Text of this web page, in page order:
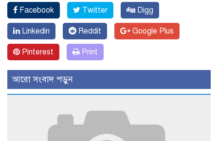
Facebook Twitter Digg
Linkedin Reddit Google Plus
Pinterest Print
আরো সংবাদ পড়ুন